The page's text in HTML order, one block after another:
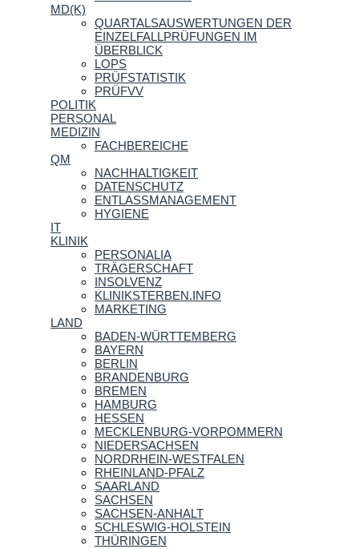
MD(K)
QUARTALSAUSWERTUNGEN DER
EINZELFALLPRÜFUNGEN IM
ÜBERBLICK
LOPS
PRÜFSTATISTIK
PRÜFVV
POLITIK
PERSONAL
MEDIZIN
FACHBEREICHE
QM
NACHHALTIGKEIT
DATENSCHUTZ
ENTLASSMANAGEMENT
HYGIENE
IT
KLINIK
PERSONALIA
TRÄGERSCHAFT
INSOLVENZ
KLINIKSTERBEN.INFO
MARKETING
LAND
BADEN-WÜRTTEMBERG
BAYERN
BERLIN
BRANDENBURG
BREMEN
HAMBURG
HESSEN
MECKLENBURG-VORPOMMERN
NIEDERSACHSEN
NORDRHEIN-WESTFALEN
RHEINLAND-PFALZ
SAARLAND
SACHSEN
SACHSEN-ANHALT
SCHLESWIG-HOLSTEIN
THÜRINGEN